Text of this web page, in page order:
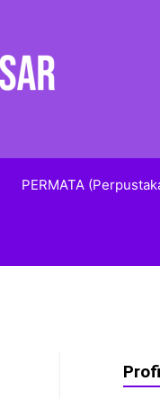
PERMATA